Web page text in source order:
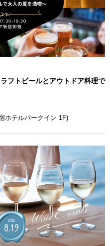
フトビールとアウトドア料理で
ホテルパークイン 1F)